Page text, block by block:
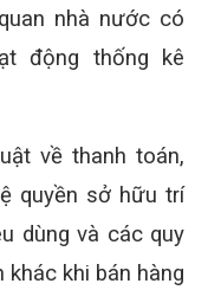
nhà nước có
động thống kê
về thanh toán,
quyền sở hữu trí
dùng và các quy
khi bán hàng